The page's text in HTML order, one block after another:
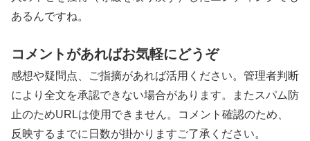
あるんですね。
コメントがあればお気軽にどうぞ
感想や疑問点、ご指摘があれば活用ください。管理者判断
により全文を承認できない場合があります。またスパム防
止のためURLは使用できません。コメント確認のため、
反映するまでに日数が掛かりますご了承ください。